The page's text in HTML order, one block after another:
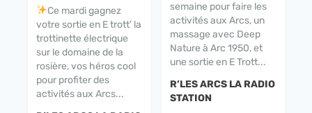
semaine pour faire les
activités aux Arcs, un
massage avec Deep
Nature à Arc 1950, et
une sortie en E Trott...
R’LES ARCS LA RADIO
STATION
Ce mardi gagnez
votre sortie en E trott’ la
trottinette électrique
sur le domaine de la
rosière, vos héros cool
pour profiter des
activités aux Arcs...